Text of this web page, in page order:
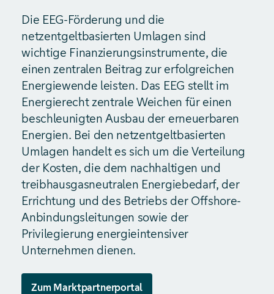
Die EEG-Förderung und die
netzentgeltbasierten Umlagen sind
wichtige Finanzierungsinstrumente, die
einen zentralen Beitrag zur erfolgreichen
Energiewende leisten. Das EEG stellt im
Energierecht zentrale Weichen für einen
beschleunigten Ausbau der erneuerbaren
Energien. Bei den netzentgeltbasierten
Umlagen handelt es sich um die Verteilung
der Kosten, die dem nachhaltigen und
treibhausgasneutralen Energiebedarf, der
Errichtung und des Betriebs der Offshore-
Anbindungsleitungen sowie der
Privilegierung energieintensiver
Unternehmen dienen.
Zum Marktpartnerportal